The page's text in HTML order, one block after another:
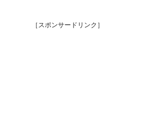
［スポンサードリンク］